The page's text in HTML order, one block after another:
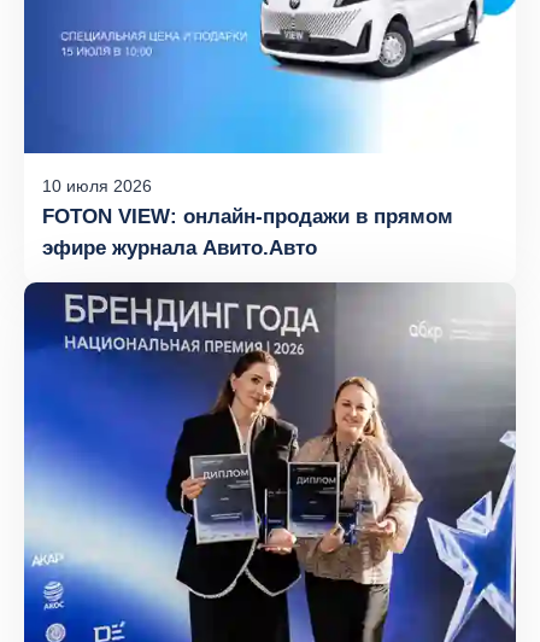
10 июля 2026
FOTON VIEW: онлайн‑продажи в прямом
эфире журнала Авито.Авто